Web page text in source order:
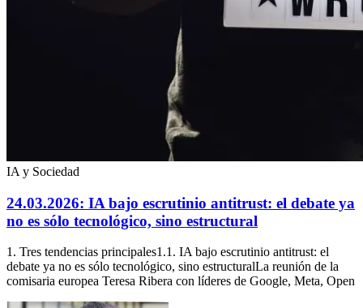
IA y Sociedad
24.03.2026: IA bajo escrutinio antitrust: el debate ya
no es sólo tecnológico, sino estructural
1. Tres tendencias principales1.1. IA bajo escrutinio antitrust: el
debate ya no es sólo tecnológico, sino estructuralLa reunión de la
comisaria europea Teresa Ribera con líderes de Google, Meta, Open